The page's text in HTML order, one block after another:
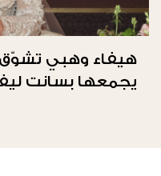
هيفاء وهبي تشوّق
يجمعها بسانت